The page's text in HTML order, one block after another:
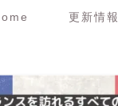
更新情報